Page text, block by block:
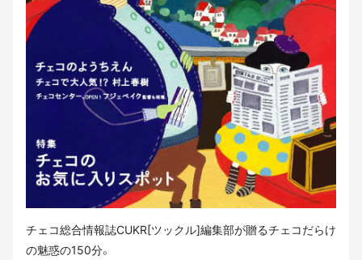
チェコ総合情報誌CUKR[ツックル]編集部が贈るチェコだらけ
の魅惑の150分。